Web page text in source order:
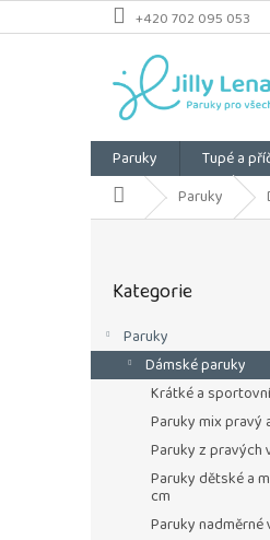
Přejít
na
+420 702 095 053
Paruky Tupé a
Domů Paruky
P
a
n
kategorie
Kategorie
Paruky
Dámské paruky
Krátké a
Paruky mix pravý
Paruky z pravých
Paruky dětské a
cm
Paruky